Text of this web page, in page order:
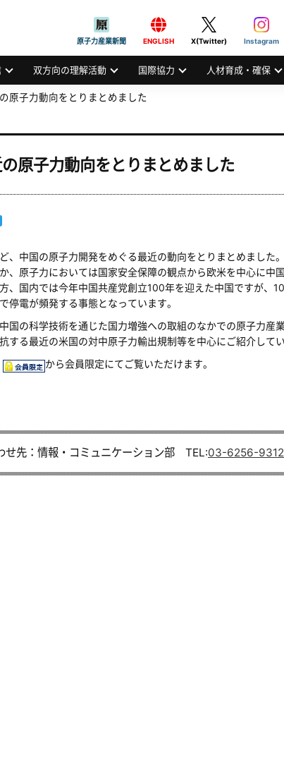
ATOMIC INDUSTRIAL FORUM, INC.
原子力産業新聞 ENGLISH X(Twitter) Instagram
双方向の理解活動 国際協力 人材育成・確保
原子力動向をとりまとめました
原子力動向をとりまとめました
、中国の原子力開発をめぐる最近の動向をとりまとめました
、原子力においては国家安全保障の観点から欧米を中心に中
、国内では今年中国共産党創立100年を迎えた中国ですが、
停電が頻発する事態となっています。
国の科学技術を通じた国力増強への取組のなかでの原子力産
する最近の米国の対中原子力輸出規制等を中心にご紹介してい
から会員限定にてご覧いただけます。
せ先：情報・コミュニケーション部 TEL:03-6256-9312